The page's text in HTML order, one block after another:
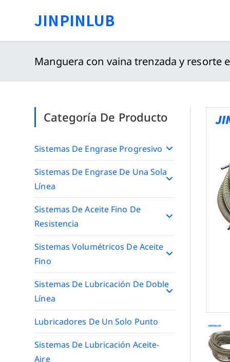
JINPINLUB
Manguera con vaina trenzada y resorte
Categoría De Producto
Sistemas De Engrase Progresivo
Sistemas De Engrase De Una Sola
Línea
Sistemas De Aceite Fino De
Resistencia
Sistemas Volumétricos De Aceite
Fino
Sistemas De Lubricación De Doble
Línea
Lubricadores De Un Solo Punto
Sistemas De Lubricación Aceite-
Aire